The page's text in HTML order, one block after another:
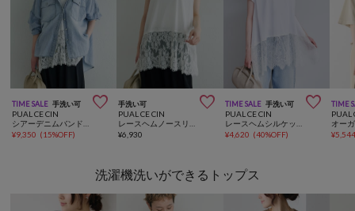
TIME SALE 手洗い可 
PUAL CE CIN
¥9,350 (15%OFF)
手洗い可 
PUAL CE CIN
¥6,930
TIME SALE 手洗い可 
PUAL CE CIN
¥4,620 (40%OFF)
TIME
PUAL
¥
洗濯機洗いができるトップス